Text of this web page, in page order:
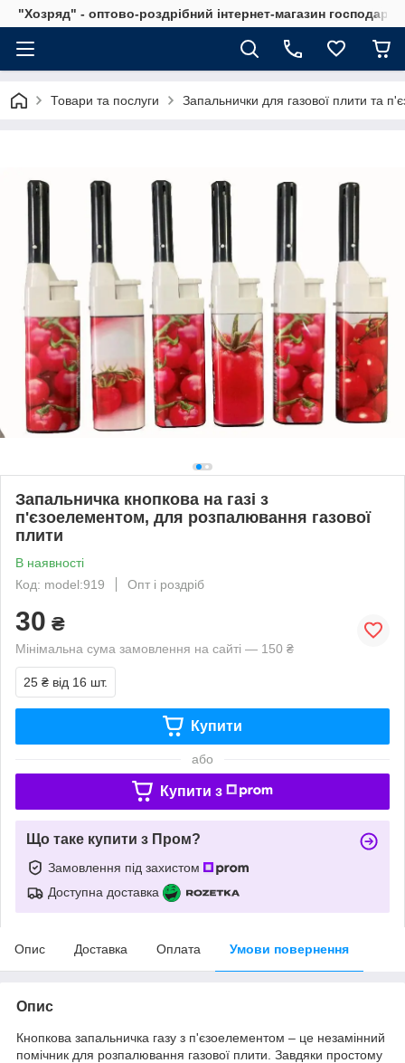
"Хозряд" - оптово-роздрібний інтернет-магазин
Товари та послуги Запальнички для газової плити та
Запальничка кнопкова на газі з
п'єзоелементом, для розпалювання газової
плити
В наявності
Код: model:919
Опт і роздріб
30 ₴
Мінімальна сума замовлення на сайті — 150 ₴
25 ₴ від 16 шт.
Купити
або
Купити з
Що таке купити з Пром?
Замовлення під захистом
Доступна доставка
Опис Доставка Оплата Умови повернення
Опис
Кнопкова запальничка газу з п'єзоелементом – це незамінний
помічник для розпалювання газової плити. Завдяки простому